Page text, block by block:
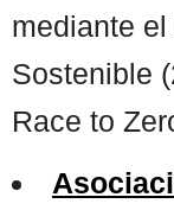
mediante
Sostenible
Race to